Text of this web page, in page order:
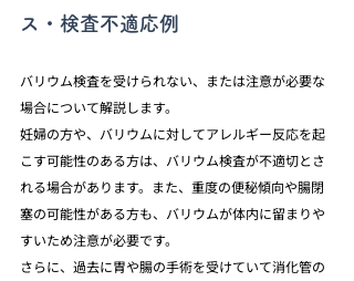
ス・検査不適応例
バリウム検査を受けられない、または注意が必要な
場合について解説します。
妊婦の方や、バリウムに対してアレルギー反応を起
こす可能性のある方は、バリウム検査が不適切とさ
れる場合があります。また、重度の便秘傾向や腸閉
塞の可能性がある方も、バリウムが体内に留まりや
すいため注意が必要です。
さらに、過去に胃や腸の手術を受けていて消化管の